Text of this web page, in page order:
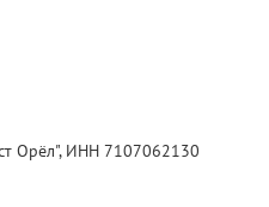
Орёл", ИНН 7107062130